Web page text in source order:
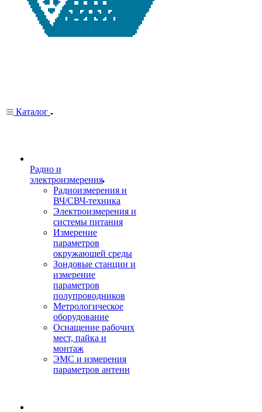
Каталог
Радио и
электроизмерения
Радиоизмерения и
ВЧ/СВЧ-техника
Электроизмерения и
системы питания
Измерение
параметров
окружающей среды
Зондовые станции и
измерение
параметров
полупроводников
Метрологическое
оборудование
Оснащение рабочих
мест, пайка и
монтаж
ЭМС и измерения
параметров антенн